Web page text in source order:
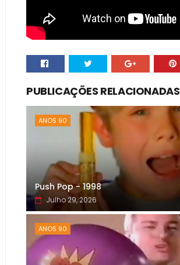
PUBLICAÇÕES RELACIONADAS
ANOS 90
Push Pop - 1998
Julho 29, 2026
ANOS 90